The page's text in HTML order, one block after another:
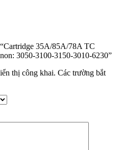
35A/85A/78A TC
3050-3100-3150-3010-6230”
thị công khai. Các trường bắt